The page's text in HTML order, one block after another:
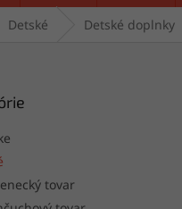
Detské Detské doplnky
tovar